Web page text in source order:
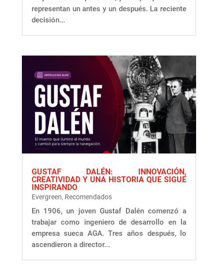
representan un antes y un después. La reciente
decisión...
GUSTAF DALÉN: INNOVACIÓN,
CREATIVIDAD Y UNA HISTORIA QUE SIGUE
INSPIRANDO
Evergreen, Recomendados
En 1906, un joven Gustaf Dalén comenzó a
trabajar como ingeniero de desarrollo en la
empresa sueca AGA. Tres años después, lo
ascendieron a director...